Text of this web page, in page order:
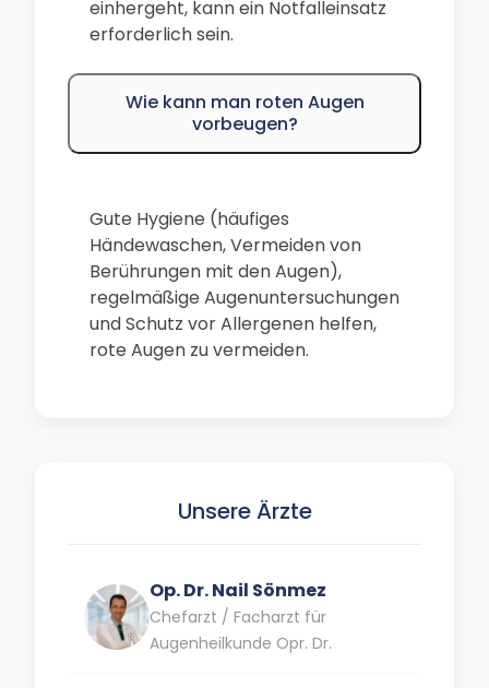
einhergeht, kann ein Notfalleinsatz
erforderlich sein.
Wie kann man roten Augen
vorbeugen?
Gute Hygiene (häufiges
Händewaschen, Vermeiden von
Berührungen mit den Augen),
regelmäßige Augenuntersuchungen
und Schutz vor Allergenen helfen,
rote Augen zu vermeiden.
Unsere Ärzte
Op. Dr. Nail Sönmez
Chefarzt / Facharzt für
Augenheilkunde Opr. Dr.